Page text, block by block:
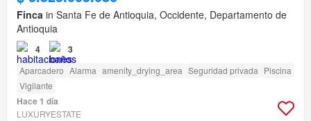
Finca in Santa Fe de Antioquia, Occidente, Departamento de
Antioquia
4 3
Aparcadero Alarma amenity_drying_area Seguridad privada Piscina
Vigilante
Hace 1 día
LUXURYESTATE